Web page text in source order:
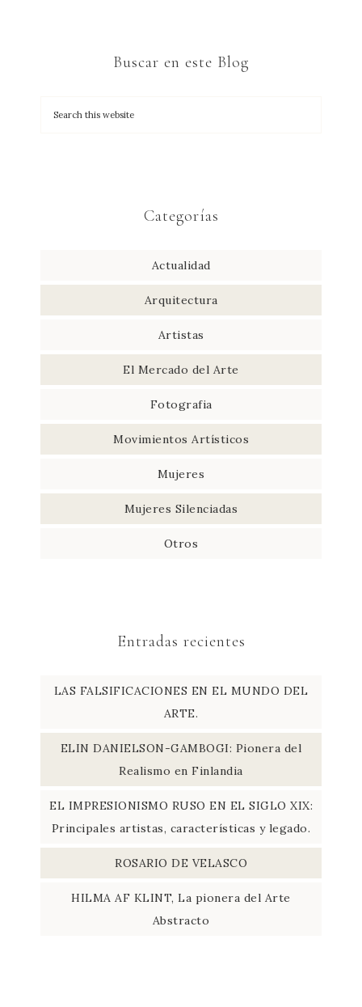
Buscar en este Blog
Categorías
Actualidad
Arquitectura
Artistas
El Mercado del Arte
Fotografia
Movimientos Artísticos
Mujeres
Mujeres Silenciadas
Otros
Entradas recientes
LAS FALSIFICACIONES EN EL MUNDO DEL
ARTE.
ELIN DANIELSON-GAMBOGI: Pionera del
Realismo en Finlandia
EL IMPRESIONISMO RUSO EN EL SIGLO XIX:
Principales artistas, características y legado.
ROSARIO DE VELASCO
HILMA AF KLINT, La pionera del Arte
Abstracto